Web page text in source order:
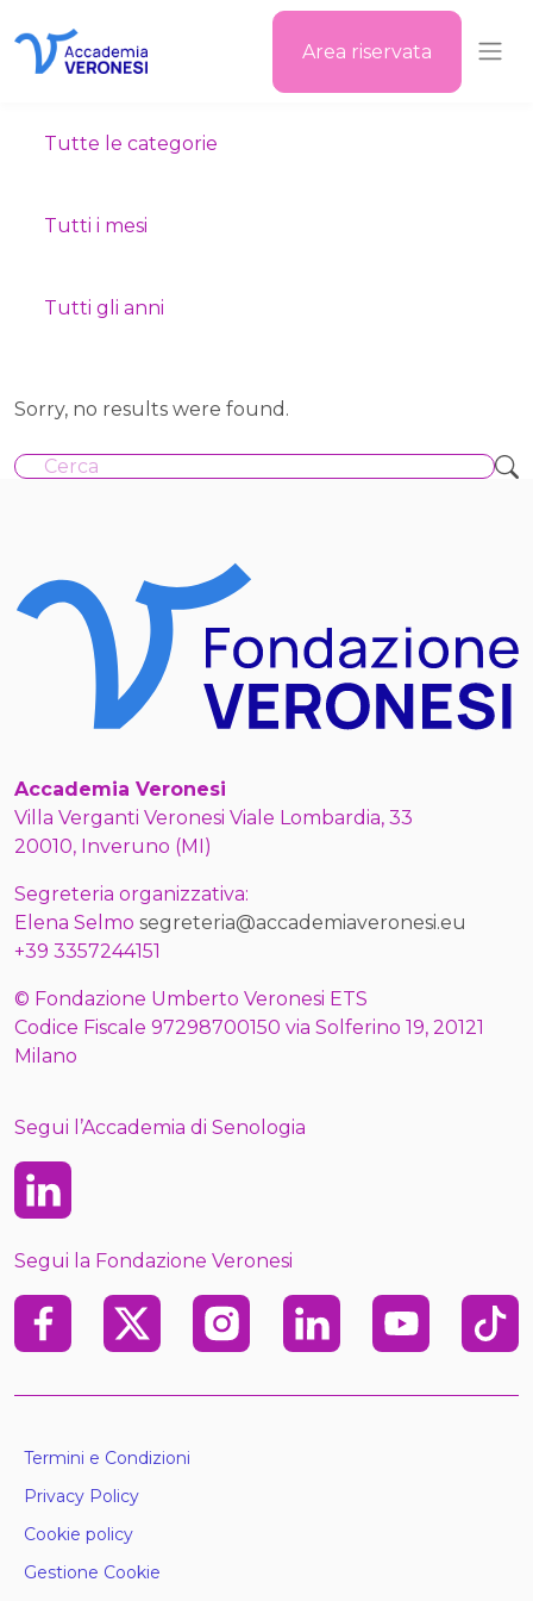
Area riservata
Tutte le categorie
Tutti i mesi
Tutti gli anni
Sorry, no results were found.
Accademia Veronesi
Villa Verganti Veronesi Viale Lombardia, 33
20010, Inveruno (MI)
Segreteria organizzativa:
Elena Selmo segreteria@accademiaveronesi.eu
+39 3357244151
© Fondazione Umberto Veronesi ETS
Codice Fiscale 97298700150 via Solferino 19, 20121
Milano
Segui l’Accademia di Senologia
Linkedin
Segui la Fondazione Veronesi
FacebookX InstagramLinkedin Youtube TikTok
Termini e Condizioni
Privacy Policy
Cookie policy
Gestione Cookie